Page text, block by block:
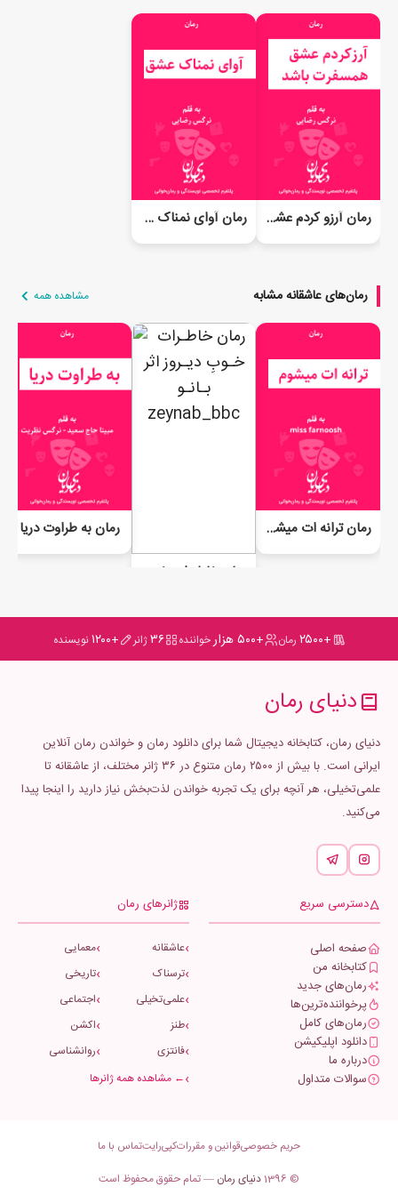
رمان آرزو کردم عشق همسفرت باشد رمان آوای نمناک عشق
رمان‌های عاشقانه مشابه مشاهده همه
رمان ترانه ات میشوم
رمان به طراوت دریا
+۲۵۰۰ رمان +۵۰۰ هزار خواننده ۳۶ژانر +۱۲۰۰ نویسنده
دنیای رمان
دنیای رمان، کتابخانه دیجیتال شما برای دانلود رمان و خواندن رمان آنلاین
ایرانی است. با بیش از ۲۵۰۰ رمان متنوع در ۳۶ ژانر مختلف، از عاشقانه تا
علمی‌تخیلی، هر آنچه برای یک تجربه خواندن لذت‌بخش نیاز دارید را اینجا پیدا
می‌کنید.
دسترسی سریع
صفحه اصلی
کتابخانه من
رمان‌های جدید
پرخواننده‌ترین‌ها
رمان‌های کامل
دانلود اپلیکیشن
درباره ما
سوالات متداول
ژانرهای رمان
عاشقانه
معمایی
ترسناک
تاریخی
علمی‌تخیلی
اجتماعی
طنز
اکشن
فانتزی
روانشناسی
← مشاهده همه ژانرها
© 1396 دنیای رمان — تمام حقوق محفوظ است
حریم خصوصیقوانین و مقرراتکپی‌رایتتماس با ما